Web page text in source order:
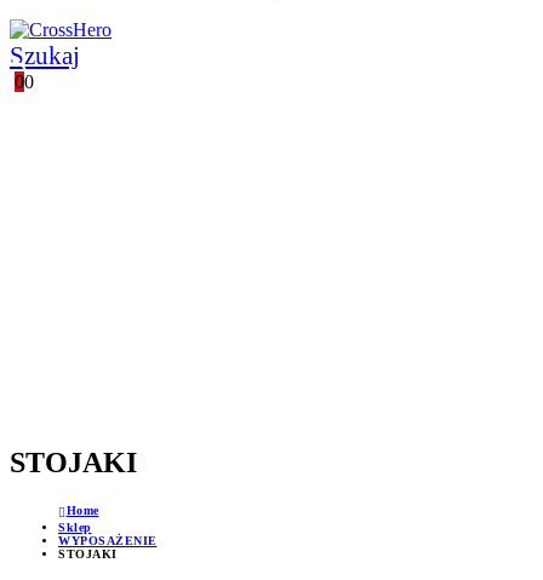
Szukaj
00
STOJAKI
Home
Sklep
WYPOSAŻENIE
STOJAKI